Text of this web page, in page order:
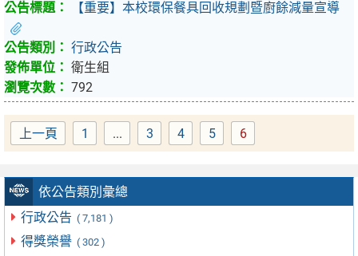
依公告類別彙總
行政公告 ( 7,181 )
得獎榮譽 ( 302 )
【重要】本校環保餐具回收規劃暨廚餘減量宣導
行政公告
衛生組
792
上一頁 Page
1 ... Page
3 Page
4 Page
5 6